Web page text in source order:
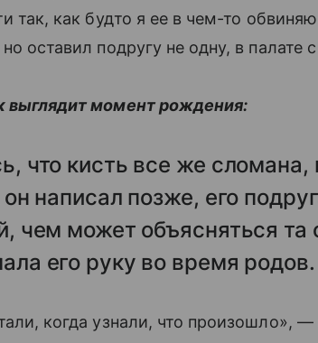
так, как будто я ее в чем-то
оставил подругу не одну, в палате
выглядит момент рождения:
что кисть все же
написал позже, его
чем может объясняться та
его руку во время родов.
когда узнали, что произошло»,